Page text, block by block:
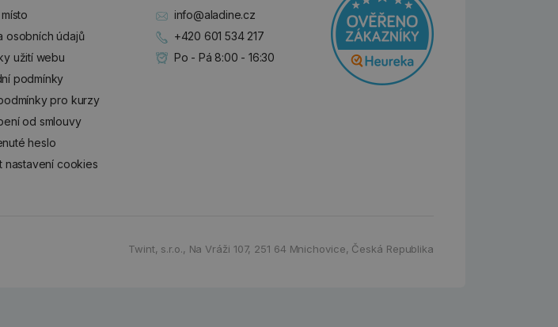
osobních údajů
užití webu
podmínky
pro kurzy
od smlouvy
heslo
nastavení cookies
info@aladine.cz
+420 601 534 217
Po - Pá 8:00 - 16:30
Twint, s.r.o., Na Vráži 107, 251 64 Mnichovice, Česká Republika